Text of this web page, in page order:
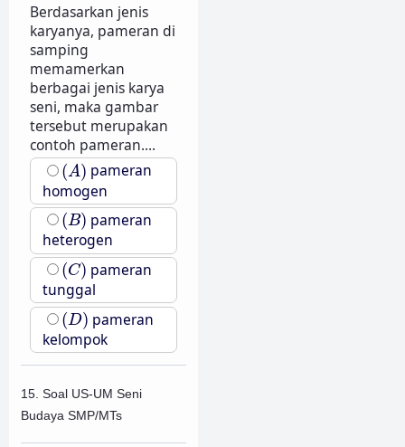
Berdasarkan jenis
karyanya, pameran di
samping
memamerkan
berbagai jenis karya
seni, maka gambar
tersebut merupakan
contoh pameran....
(A)
(A) pameran
homogen
(B)
(B) pameran
heterogen
(C)
(C) pameran
tunggal
(D)
(D) pameran
kelompok
15. Soal US-UM Seni
Budaya SMP/MTs